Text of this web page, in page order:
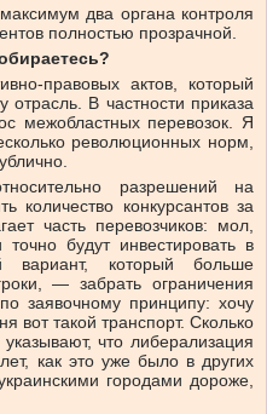
два органа контроля
полностью прозрачной.
правовых актов, который
В частности приказа
межобластных перевозок. Я
революционных норм,
разрешений на
количество конкурсантов за
часть перевозчиков: мол,
будут инвестировать в
вариант, который больше
— забрать ограничения
заявочному принципу: хочу
вот такой транспорт. Сколько
что либерализация
как это уже было в других
городами дороже,